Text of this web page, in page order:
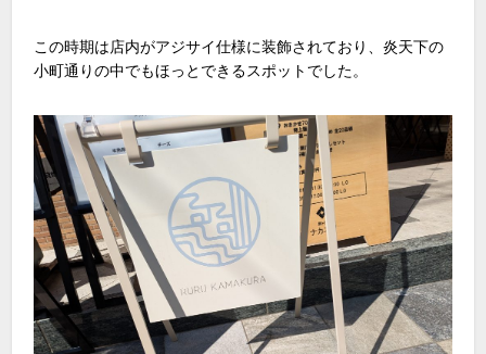
この時期は店内がアジサイ仕様に装飾されており、炎天下の
小町通りの中でもほっとできるスポットでした。